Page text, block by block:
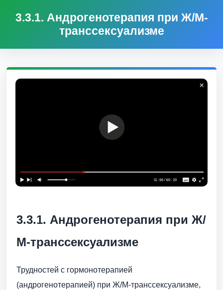
3.3.1. Андрогенотерапия при Ж/М-
транссексуализме
3.3.1. Андрогенотерапия при Ж/
М-транссексуализме
Трудностей с гормонотерапией
(андрогенотерапией) при Ж/М-транссексуализме,